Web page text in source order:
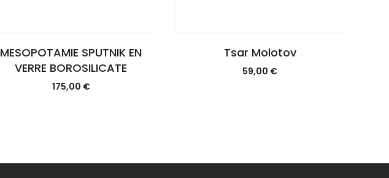
MESOPOTAMIE SPUTNIK EN
VERRE BOROSILICATE
175,00 €
Tsar Molotov
59,00 €